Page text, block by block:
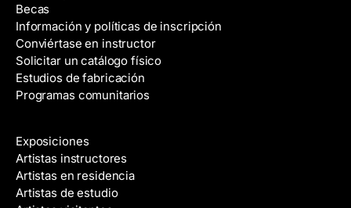
Becas
Información y políticas de inscripción
Conviértase en instructor
Solicitar un catálogo físico
Estudios de fabricación
Programas comunitarios
Exposiciones
Artistas instructores
Artistas en residencia
Artistas de estudio